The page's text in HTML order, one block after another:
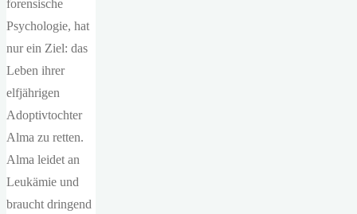
forensische
Psychologie, hat
nur ein Ziel: das
Leben ihrer
elfjährigen
Adoptivtochter
Alma zu retten.
Alma leidet an
Leukämie und
braucht dringend